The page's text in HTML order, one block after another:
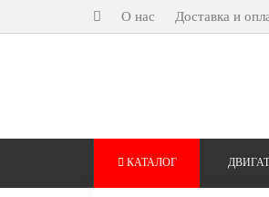
О нас Доставка и
КАТАЛОГ